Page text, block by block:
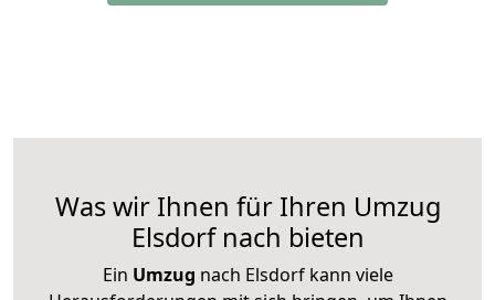
Was wir Ihnen für Ihren Umzug
Elsdorf nach bieten
Ein Umzug nach Elsdorf kann viele